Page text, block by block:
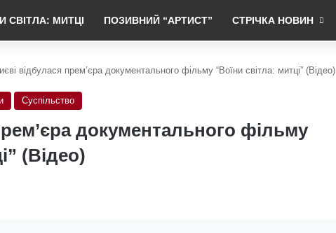
СВІТЛА: МИТЦІ ПОЗИВНИЙ “АРТИСТ” СТРІЧКА НОВИН
відбулася прем’єра документального фільму “Воїни світла: митці” (Відео)
Суспільство
документального фільму
(Відео)